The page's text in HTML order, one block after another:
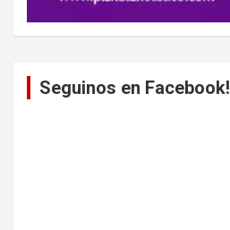
Seguinos en Facebook!